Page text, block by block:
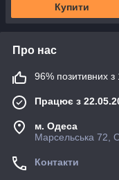
Купити
Про нас
96% позитивних з
Працює з
м. Одеса
Марсельська 72,
Контакти